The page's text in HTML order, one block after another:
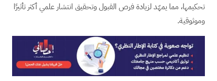
تحكيمها، مما يمهّد لزيادة فرص القبول وتحقيق انتشار علمي أكثر تأثيرًا
وموثوقية.